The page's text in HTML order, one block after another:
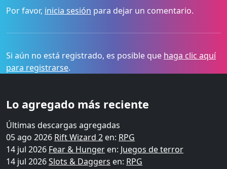
Por favor, inicia sesión para dejar un comentario.
Si aún no está registrado, es posible que haga clic aquí
para registrarse.
Lo agregado más reciente
Últimas descargas agregadas
05 ago 2026 Rift Wizard 2 en: RPG
14 jul 2026 Fear & Hunger en: Juegos de terror
14 jul 2026Slots & Daggers en: RPG